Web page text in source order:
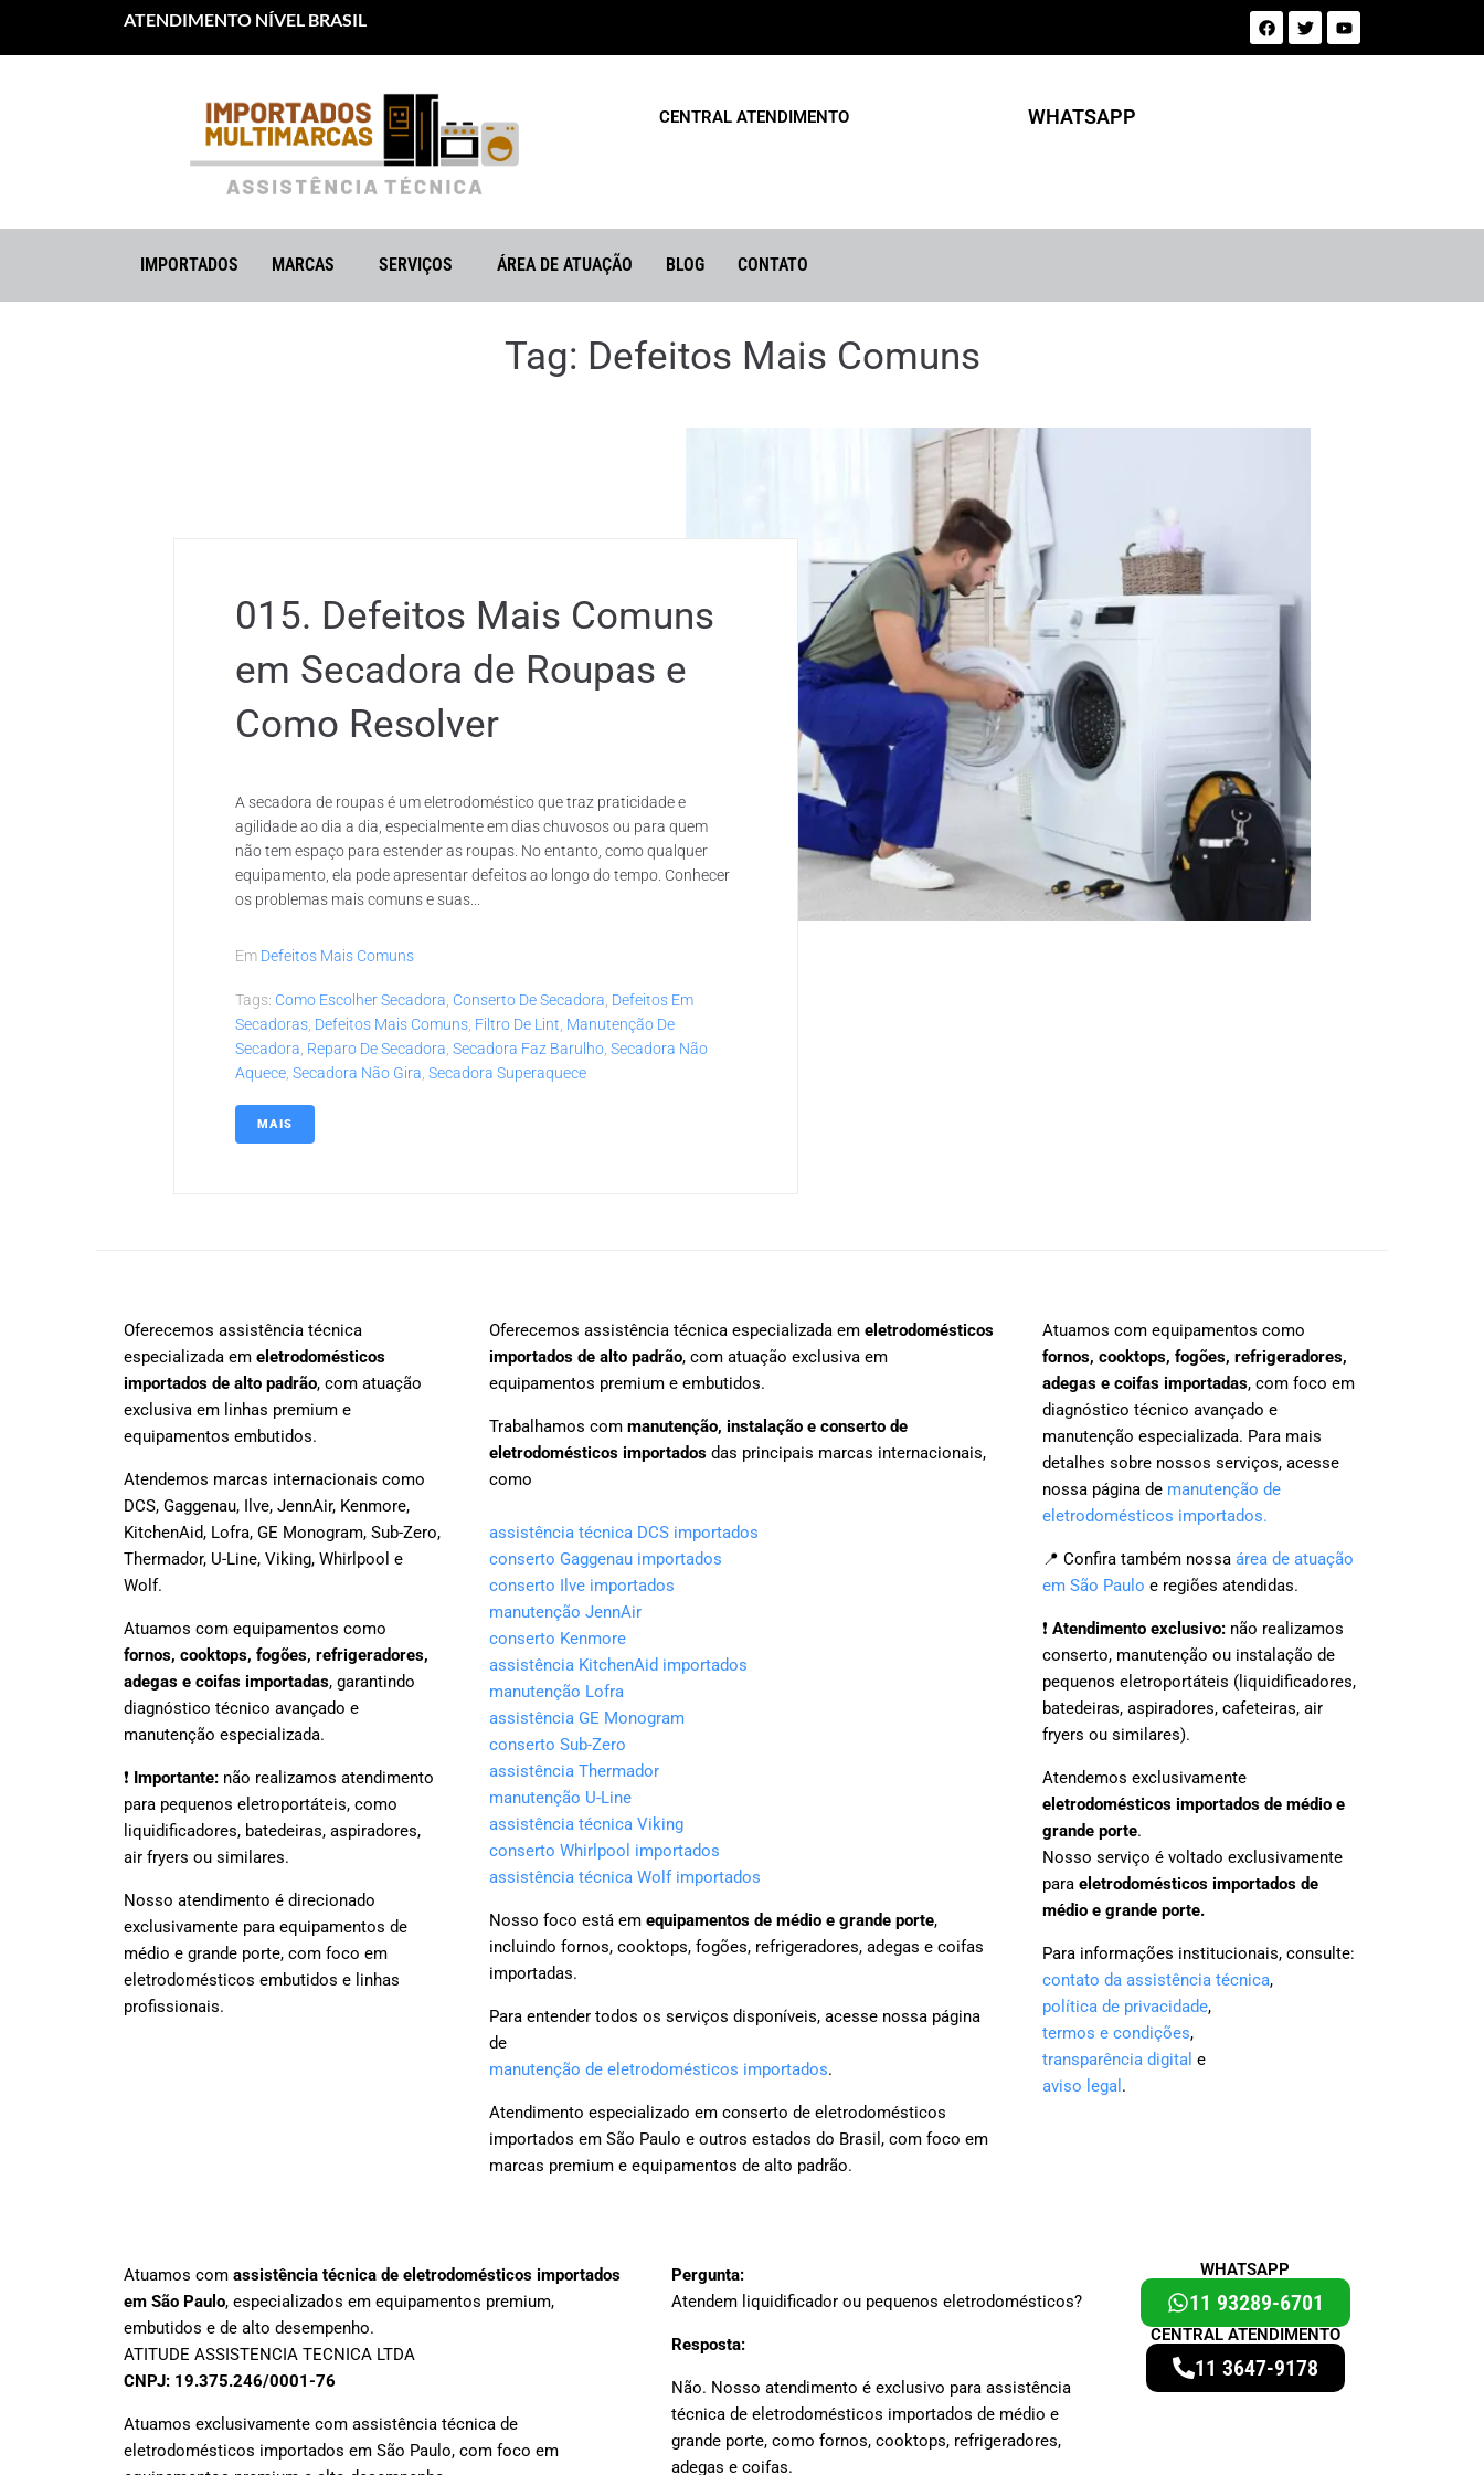
ATENDIMENTO NÍVEL BRASIL
CENTRAL ATENDIMENTO WHATSAPP
IMPORTADOS MARCAS SERVIÇOS ÁREA DE ATUAÇÃO BLOG CONTATO
Tag: Defeitos Mais Comuns
015. Defeitos Mais Comuns
em Secadora de Roupas e
Como Resolver
A secadora de roupas é um eletrodoméstico que traz praticidade e
agilidade ao dia a dia, especialmente em dias chuvosos ou para quem
não tem espaço para estender as roupas. No entanto, como qualquer
equipamento, ela pode apresentar defeitos ao longo do tempo. Conhecer
os problemas mais comuns e suas...
Em Defeitos Mais Comuns
Tags: Como Escolher Secadora Conserto De Secadora Defeitos Em
Secadoras Defeitos Mais Comuns Filtro De Lint Manutenção De
Secadora Reparo De Secadora ,Secadora Faz Barulho ,Secadora Não
Aquece ,Secadora Não Gira ,Secadora Superaquece
MAIS
Oferecemos assistência técnica
especializada em eletrodomésticos
importados de alto padrão, com atuação
exclusiva em linhas premium e
equipamentos embutidos.
Atendemos marcas internacionais como
DCS, Gaggenau, Ilve, JennAir, Kenmore,
KitchenAid, Lofra, GE Monogram, Sub-Zero,
Thermador, U-Line, Viking, Whirlpool e
Wolf.
Atuamos com equipamentos como
fornos, cooktops, fogões, refrigeradores,
adegas e coifas importadas, garantindo
diagnóstico técnico avançado e
manutenção especializada.
❗ Importante: não realizamos atendimento
para pequenos eletroportáteis, como
liquidificadores, batedeiras, aspiradores,
air fryers ou similares.
Nosso atendimento é direcionado
exclusivamente para equipamentos de
médio e grande porte, com foco em
eletrodomésticos embutidos e linhas
profissionais.
Oferecemos assistência técnica especializada em eletrodomésticos
importados de alto padrão, com atuação exclusiva em
equipamentos premium e embutidos.
Trabalhamos com manutenção, instalação e conserto de
eletrodomésticos importadosdas principais marcas internacionais,
como
assistência técnica DCS importados
conserto Gaggenau importados
conserto Ilve importados
manutenção JennAir
conserto Kenmore
assistência KitchenAid importados
manutenção Lofra
assistência GE Monogram
conserto Sub-Zero
assistência Thermador
manutenção U-Line
assistência técnica Viking
conserto Whirlpool importados
assistência técnica Wolf importados
Nosso foco está em equipamentos de médio e grande porte,
incluindo fornos, cooktops, fogões, refrigeradores, adegas e coifas
importadas.
Para entender todos os serviços disponíveis, acesse nossa página
de
manutenção de eletrodomésticos importados.
Atendimento especializado em conserto de eletrodomésticos
importados em São Paulo e outros estados do Brasil, com foco em
marcas premium e equipamentos de alto padrão.
Atuamos com equipamentos como
fornos, cooktops, fogões, refrigeradores,
adegas e coifas importadas, com foco em
diagnóstico técnico avançado e
manutenção especializada. Para mais
detalhes sobre nossos serviços, acesse
nossa página de manutenção de
eletrodomésticos importados.
📍 Confira também nossaárea de atuação
em São Paulo e regiões atendidas.
❗Atendimento exclusivo: não realizamos
conserto, manutenção ou instalação de
pequenos eletroportáteis (liquidificadores,
batedeiras, aspiradores, cafeteiras, air
fryers ou similares).
Atendemos exclusivamente
eletrodomésticos importados de médio e
grande porte.
Nosso serviço é voltado exclusivamente
paraeletrodomésticos importados de
médio e grande porte.
Para informações institucionais, consulte:
contato da assistência técnica,
política de privacidade,
termos e condições,
transparência digital e
aviso legal .
Atuamos com assistência técnica de eletrodomésticos importados
em São Paulo, especializados em equipamentos premium,
embutidos e de alto desempenho.
ATITUDE ASSISTENCIA TECNICA LTDA
CNPJ: 19.375.246/0001-76
Atuamos exclusivamente com assistência técnica de
eletrodomésticos importados em São Paulo, com foco em
Pergunta:
Atendem liquidificador ou pequenos eletrodomésticos?
Resposta:
Não. Nosso atendimento é exclusivo para assistência
técnica de eletrodomésticos importados de médio e
grande porte, como fornos, cooktops, refrigeradores,
adegas e coifas.
WHATSAPP
11 93289-6701
CENTRAL ATENDIMENTO
11 3647-9178